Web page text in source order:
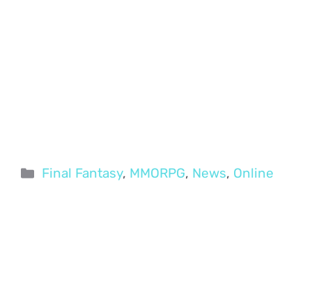
Categorie
Final Fantasy, MMORPG, News, Online